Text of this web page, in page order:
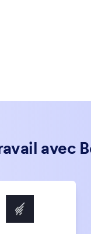
avec